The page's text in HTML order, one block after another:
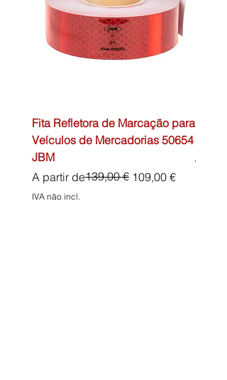
Fita Refletora de Marcação para
Veículos de Mercadorias 50654
JBM
A partir de
Preço normal139,00 € 109,00 €
Preço promocional
IVA não incl.
Preço
45,00 €